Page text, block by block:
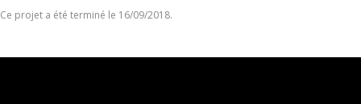
Ce projet a été terminé le 16/09/2018.